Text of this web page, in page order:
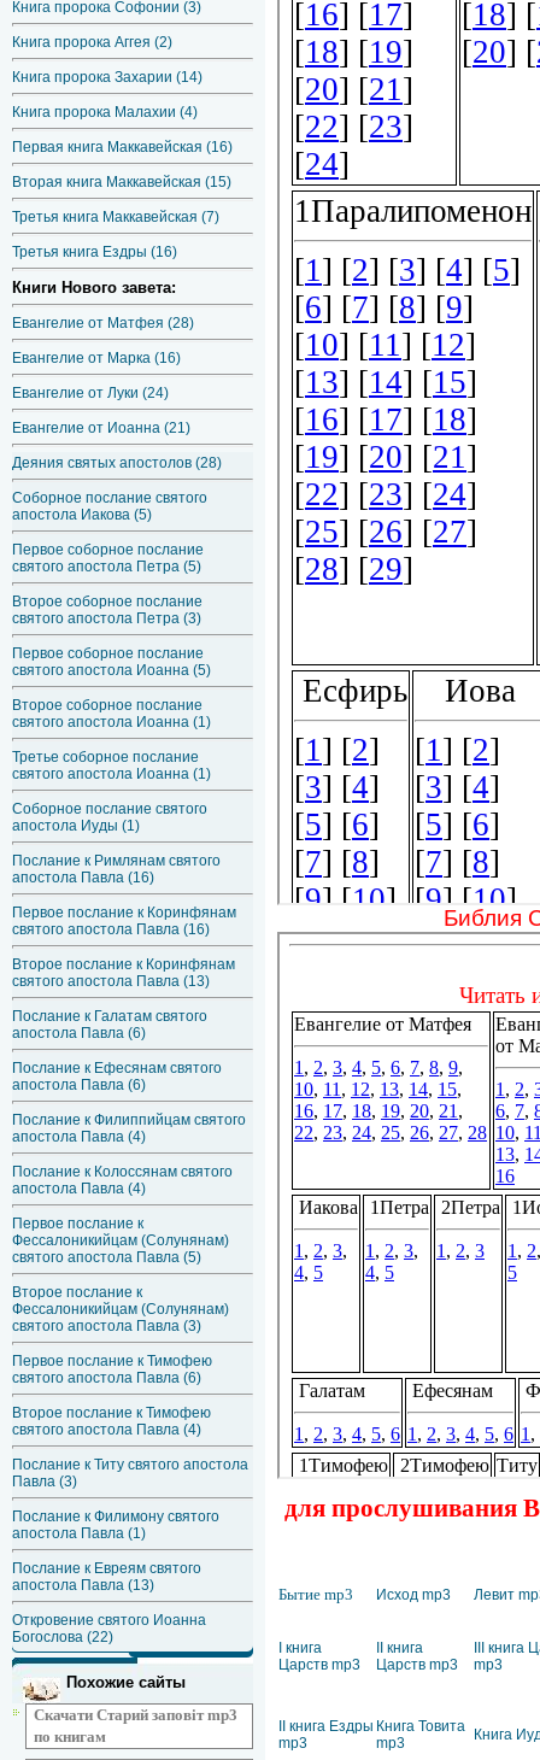
Книга пророка Софонии (3)
Книга пророка Аггея (2)
Книга пророка Захарии (14)
Книга пророка Малахии (4)
Первая книга Маккавейская (16)
Вторая книга Маккавейская (15)
Третья книга Маккавейская (7)
Третья книга Ездры (16)
Книги Нового завета:
Евангелие от Матфея (28)
Евангелие от Марка (16)
Евангелие от Луки (24)
Евангелие от Иоанна (21)
Деяния святых апостолов (28)
Соборное послание святого
апостола Иакова (5)
Первое соборное послание
святого апостола Петра (5)
Второе соборное послание
святого апостола Петра (3)
Первое соборное послание
святого апостола Иоанна (5)
Второе соборное послание
святого апостола Иоанна (1)
Третье соборное послание
святого апостола Иоанна (1)
Соборное послание святого
апостола Иуды (1)
Послание к Римлянам святого
апостола Павла (16)
Первое послание к Коринфянам
святого апостола Павла (16)
Второе послание к Коринфянам
святого апостола Павла (13)
Послание к Галатам святого
апостола Павла (6)
Послание к Ефесянам святого
апостола Павла (6)
Послание к Филиппийцам святого
апостола Павла (4)
Послание к Колоссянам святого
апостола Павла (4)
Первое послание к
Фессалоникийцам (Солунянам)
святого апостола Павла (5)
Второе послание к
Фессалоникийцам (Солунянам)
святого апостола Павла (3)
Первое послание к Тимофею
святого апостола Павла (6)
Второе послание к Тимофею
святого апостола Павла (4)
Послание к Титу святого апостола
Павла (3)
Послание к Филимону святого
апостола Павла (1)
Послание к Евреям святого
апостола Павла (13)
Откровение святого Иоанна
Богослова (22)
Похожие сайты
Скачати Старий заповіт mp3
по книгам
Библия
для прослушивания
Бытие mp3 Исход mp3 Левит
I книга
Царств mp3
II книга
Царств mp3
III книга
mp3
II книга Ездры
mp3
Книга Товита
mp3
Книга